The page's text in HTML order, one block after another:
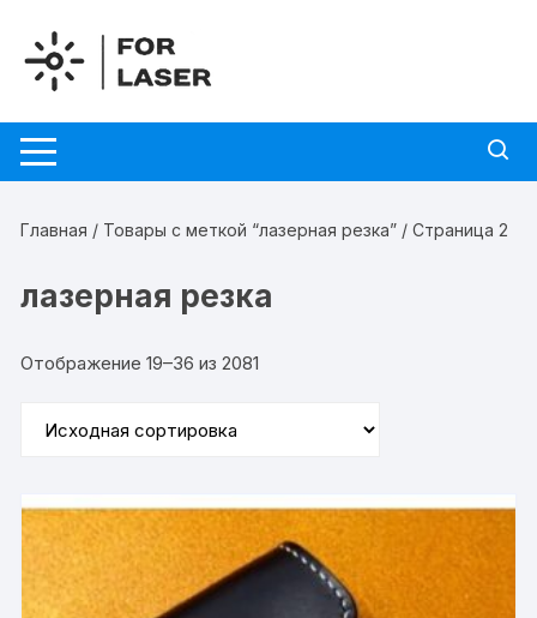
содержимому
Главная / Товары с меткой “лазерная резка” / Страница 2
лазерная резка
Отображение 19–36 из 2081